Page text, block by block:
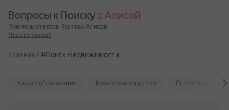
Вопросы к Поиску с Алисой
Примеры ответов Поиска с Алисой
Что это такое?
Главная / #Поиск Недвижимости
Наука и образование Культура и искусство Психология и